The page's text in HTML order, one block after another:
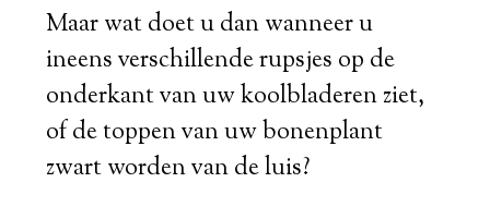
Maar wat doet u dan wanneer u
ineens verschillende rupsjes op de
onderkant van uw koolbladeren ziet,
of de toppen van uw bonenplant
zwart worden van de luis?